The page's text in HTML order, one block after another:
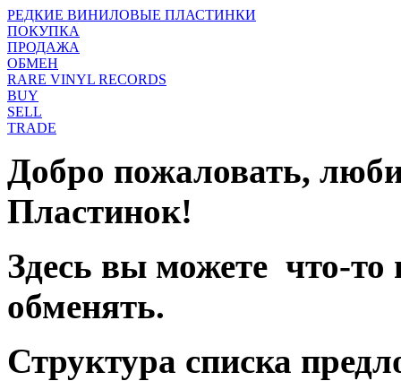
РЕДКИЕ ВИНИЛОВЫЕ ПЛАСТИНКИ
ПОКУПКА
ПРОДАЖА
ОБМЕН
RARE VINYL RECORDS
BUY
SELL
TRADE
Добро пожаловать,
Пластинок!
Здесь вы можете что-то
обменять.
Структура списка